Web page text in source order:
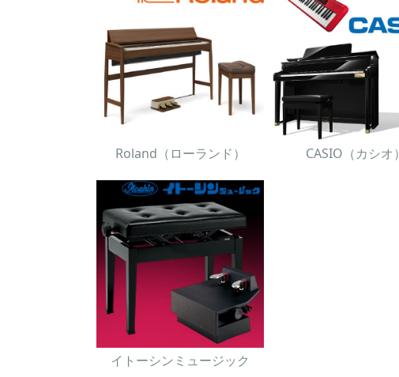
Roland（ローランド） CASIO（カシオ）
イトーシンミュージック